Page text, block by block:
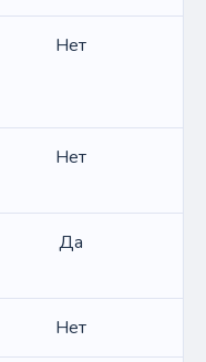
Нет
Нет
Да
Нет